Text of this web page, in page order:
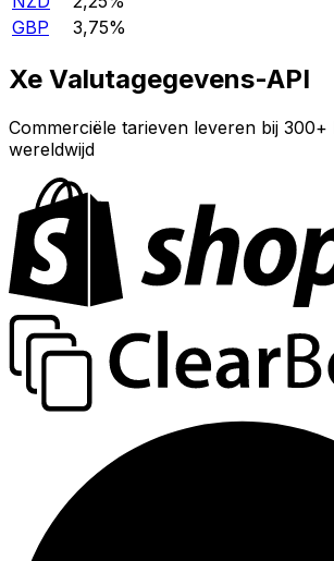
GBP
3,75%
Xe Valutagegevens-API
Commerciële tarieven leveren bij 300+
wereldwijd